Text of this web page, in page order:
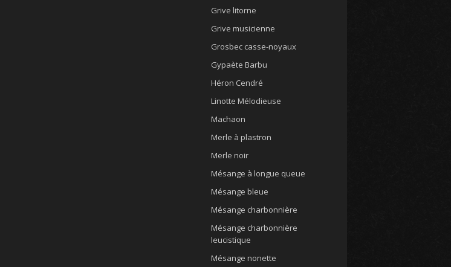
Grive litorne
Grive musicienne
Grosbec casse-noyaux
Gypaète Barbu
Héron Cendré
Linotte Mélodieuse
Machaon
Merle à plastron
Merle noir
Mésange à longue queue
Mésange bleue
Mésange charbonnière
Mésange charbonnière
leucistique
Mésange nonette